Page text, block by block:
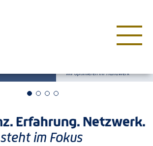
Wir optimieren Ihr Handwerk
Erfahrung. Netzwerk.
im Fokus